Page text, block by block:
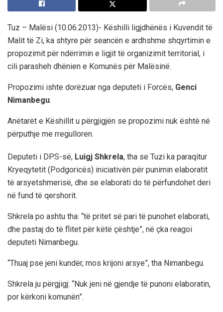
Tuz – Malësi (10.06.2013)- Këshilli ligjdhënës i Kuvendit të
Malit të Zi, ka shtyre për seancën e ardhshme shqyrtimin e
propozimit për ndërrimin e ligjit të organizimit territorial, i
cili parasheh dhënien e Komunës për Malësinë.
Propozimi ishte dorëzuar nga deputeti i Forcës, Genci
Nimanbegu.
Anëtarët e Këshillit u përgjigjën se propozimi nuk është në
përputhje me rregulloren.
Deputeti i DPS-së, Luigj Shkrela, tha se Tuzi ka paraqitur
Kryeqytetit (Podgoricës) iniciativën për punimin elaboratit
të arsyetshmerisë, dhe se elaborati do të përfundohet deri
në fund të qershorit.
Shkrela po ashtu tha: “të pritet së pari të punohet elaborati,
dhe pastaj do të flitet për këtë çështje”, në çka reagoi
deputeti Nimanbegu.
“Thuaj pse jeni kundër, mos krijoni arsye”, tha Nimanbegu.
Shkrela ju përgjigj: “Nuk jeni në gjendje të punoni elaboratin,
por kërkoni komunën”.